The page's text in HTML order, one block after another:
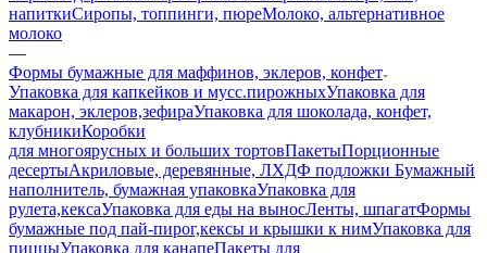
напиткиСиропы, топпинги, пюреМолоко, альтернативное
молоко
—
Формы бумажные для маффинов, эклеров, конфет
Упаковка для капкейков и мусс.пирожныхУпаковка для
макарон, эклеров,зефираУпаковка для шоколада, конфет,
клубникиКоробки
для многоярусных и больших тортовПакетыПорционные
десертыАкриловые, деревянные, ЛХДФ подложки Бумажный
наполнитель, бумажная упаковкаУпаковка для
рулета,кексаУпаковка для еды на выносЛенты, шпагатФормы
бумажные под пай-пирог,кексы и крышки к нимУпаковка для
пиццыУпаковка для канапеПакеты для